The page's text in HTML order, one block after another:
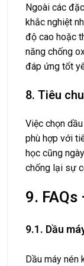
Ngoài các
khắc nghiệt
độ cao hoặc
năng chống
đáp ứng tốt
8. Tiêu
Việc chọn
phù hợp với
học cũng
chống lại sự
9.
9.1. Dầu
Dầu máy